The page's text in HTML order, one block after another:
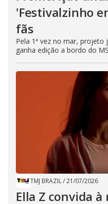
'Festivalzinho
fãs
Pela 1ª vez no mar,
ganha edição a bordo do
TMJ BRAZIL/21/07/2026
Ella Z convida